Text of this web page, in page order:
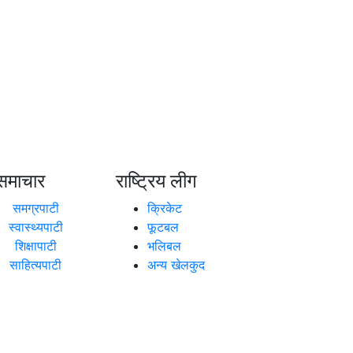
समग्रपाटी
स्वास्थ्यपाटी
शिक्षापाटी
साहित्यपाटी
राष्ट्रिय लीग
क्रिकेट
फूटबल
भलिबल
अन्य खेलकुद